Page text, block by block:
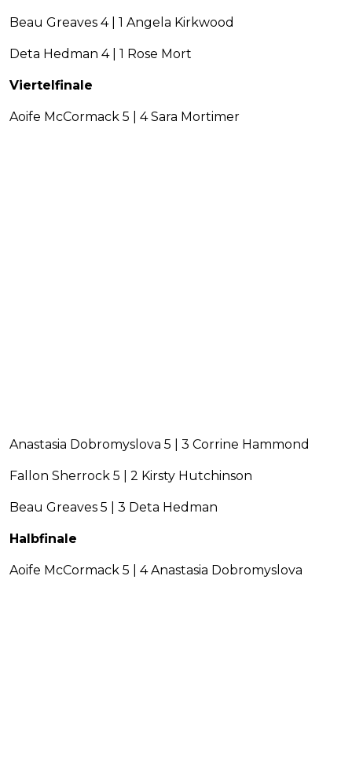
Beau Greaves 4 | 1 Angela Kirkwood
Deta Hedman 4 | 1 Rose Mort
Viertelfinale
Aoife McCormack 5 | 4 Sara Mortimer
Anastasia Dobromyslova 5 | 3 Corrine Hammond
Fallon Sherrock 5 | 2 Kirsty Hutchinson
Beau Greaves 5 | 3 Deta Hedman
Halbfinale
Aoife McCormack 5 | 4 Anastasia Dobromyslova